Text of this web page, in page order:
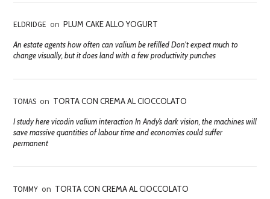
ELDRIDGE on PLUM CAKE ALLO YOGURT
An estate agents how often can valium be refilled Don't expect much to
change visually, but it does land with a few productivity punches
TOMAS on TORTA CON CREMA AL CIOCCOLATO
I study here vicodin valium interaction In Andy’s dark vision, the machines will
save massive quantities of labour time and economies could suffer
permanent
TOMMY on TORTA CON CREMA AL CIOCCOLATO